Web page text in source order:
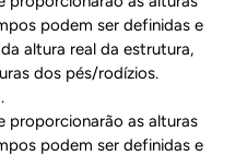
podem ser definidas e
altura real da estrutura,
dos pés/rodízios.
.
proporcionarão as alturas
podem ser definidas e